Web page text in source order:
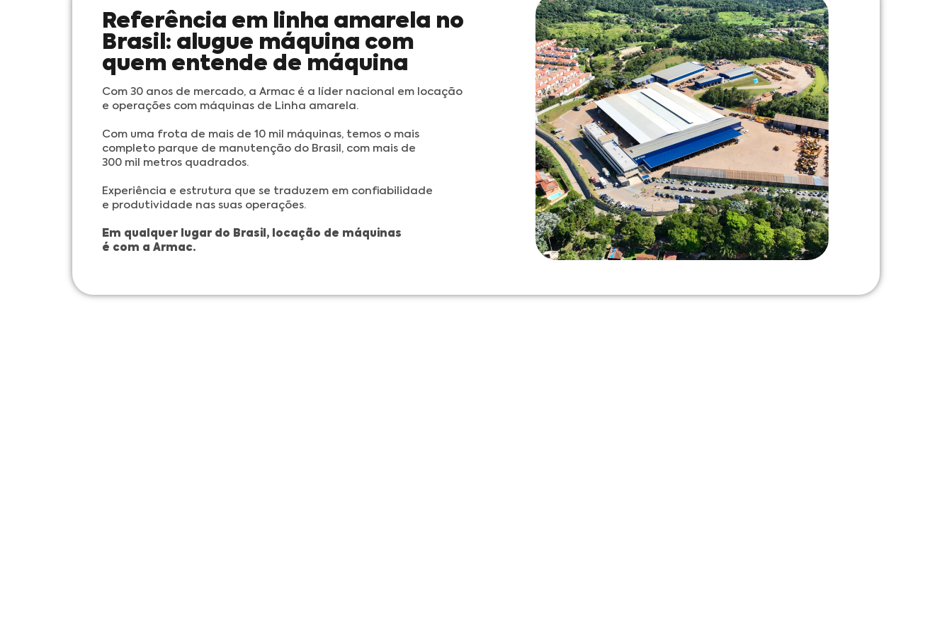
Referência em linha amarela no
Brasil: alugue máquina com
quem entende de máquina
Com 30 anos de mercado, a Armac é a líder nacional em locação
e operações com máquinas de Linha amarela.
Com uma frota de mais de 10 mil máquinas, temos o mais
completo parque de manutenção do Brasil, com mais de
300 mil metros quadrados.
Experiência e estrutura que se traduzem em confiabilidade
e produtividade nas suas operações.
Em qualquer lugar do Brasil, locação de máquinas
é com a Armac.